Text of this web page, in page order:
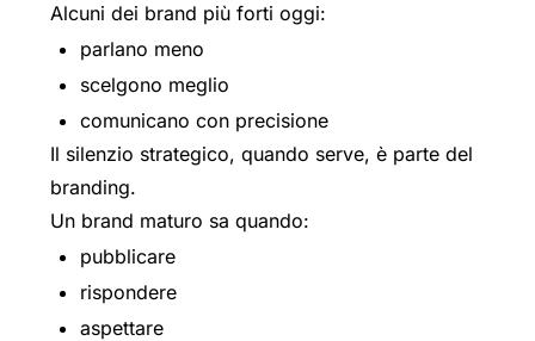
Alcuni dei brand più forti oggi:
parlano meno
scelgono meglio
comunicano con precisione
Il silenzio strategico, quando serve, è parte del
branding.
Un brand maturo sa quando:
pubblicare
rispondere
aspettare